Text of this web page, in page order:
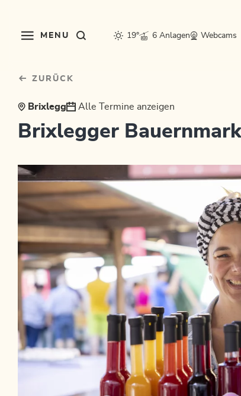
MENU 19° 6 Anlagen Webcams
ZURÜCK
Brixlegg Alle Termine anzeigen
Brixlegger